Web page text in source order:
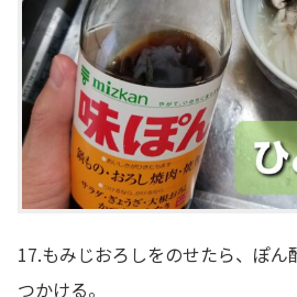
17.もみじおろしをのせたら、ぽん
つかける。